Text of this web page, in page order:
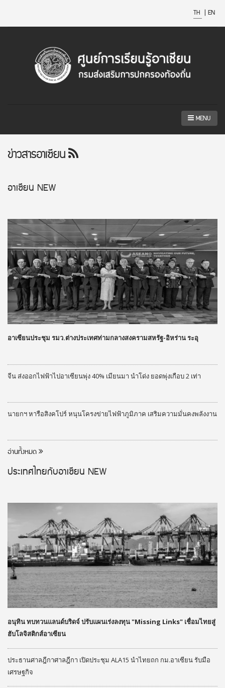
TH | EN
MENU
ข่าวสารอาเซียน
อาเซียน NEW
อาเซียนประชุม รมว.ต่างประเทศท่ามกลางสงครามสหรัฐ-อิหร่าน ระอุ
จีน ส่งออกไฟฟ้าไปอาเซียนพุ่ง 40% เมียนมา นำโด่ง ยอดพุ่งเกือบ 2 เท่า
นายกฯ หารือสิงคโปร์ หนุนโครงข่ายไฟฟ้าภูมิภาค เสริมความมั่นคงพลังงาน
อ่านทั้งหมด
ประเทศไทยกับอาเซียน NEW
อนุทิน ทบทวนแลนด์บริดจ์ ปรับแผนเร่งลงทุน "Missing Links" เชื่อมไทยสู่
ฮับโลจิสติกส์อาเซียน
ประธานศาลฎีกาศาลฎีกา เปิดประชุม ALA15 นำไทยถก กม.อาเซียน รับมือ
เศรษฐกิจ